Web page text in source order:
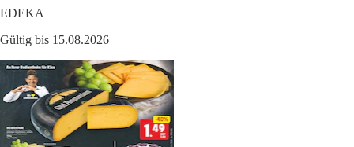
EDEKA
Gültig bis 15.08.2026